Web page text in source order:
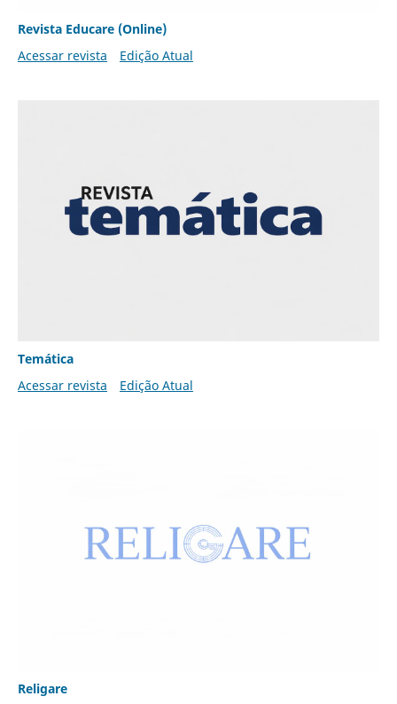
Revista Educare (Online)
Acessar revista
Edição Atual
Temática
Acessar revista
Edição Atual
Religare